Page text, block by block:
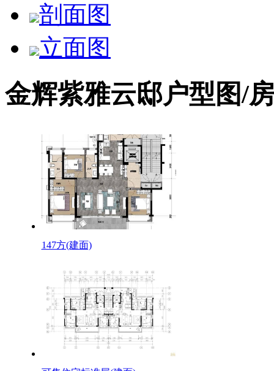
剖面图
立面图
金辉紫雅云邸户型图/
147方(建面)